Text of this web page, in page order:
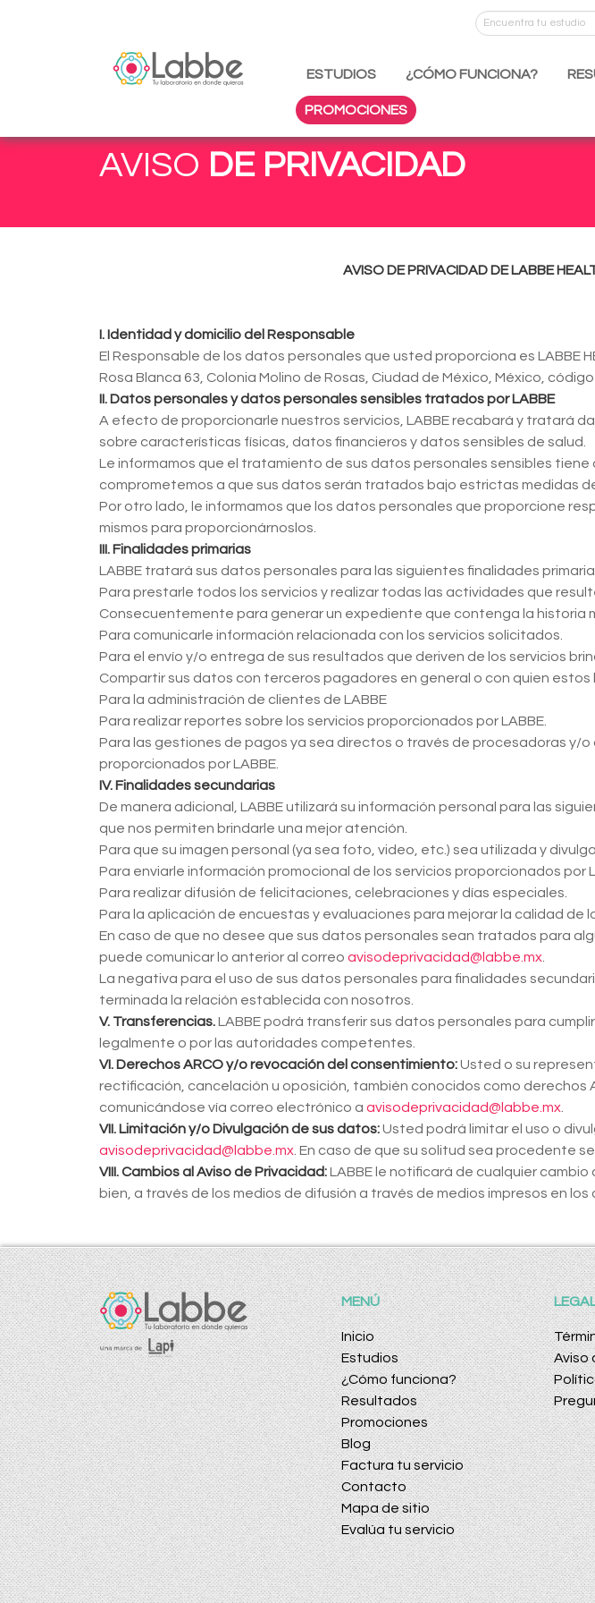
ESTUDIOS ¿CÓMO FUNCIONA?
PROMOCIONES
AVISO DE PRIVACIDAD
AVISO DE PRIVACIDAD DE LABBE
I. Identidad y domicilio del Responsable
El Responsable de los datos personales que usted proporciona es LABBE
Rosa Blanca 63, Colonia Molino de Rosas, Ciudad de México, México,
II. Datos personales y datos personales sensibles tratados por LABBE
A efecto de proporcionarle nuestros servicios, LABBE recabará y tratará
sobre características físicas, datos financieros y datos sensibles de salud.
Le informamos que el tratamiento de sus datos personales sensibles
comprometemos a que sus datos serán tratados bajo estrictas medidas
Por otro lado, le informamos que los datos personales que proporcione
mismos para proporcionárnoslos.
III. Finalidades primarias
LABBE tratará sus datos personales para las siguientes finalidades
Para prestarle todos los servicios y realizar todas las actividades que
Consecuentemente para generar un expediente que contenga la historia
Para comunicarle información relacionada con los servicios solicitados.
Para el envío y/o entrega de sus resultados que deriven de los servicios
Compartir sus datos con terceros pagadores en general o con quien estos
Para la administración de clientes de LABBE
Para realizar reportes sobre los servicios proporcionados por LABBE.
Para las gestiones de pagos ya sea directos o través de procesadoras y/
proporcionados por LABBE.
IV. Finalidades secundarias
De manera adicional, LABBE utilizará su información personal para las
que nos permiten brindarle una mejor atención.
Para que su imagen personal (ya sea foto, video, etc.) sea utilizada y
Para enviarle información promocional de los servicios proporcionados por
Para realizar difusión de felicitaciones, celebraciones y días especiales.
Para la aplicación de encuestas y evaluaciones para mejorar la calidad de
En caso de que no desee que sus datos personales sean tratados para
puede comunicar lo anterior al correo avisodeprivacidad@labbe.mx.
La negativa para el uso de sus datos personales para finalidades
terminada la relación establecida con nosotros.
V. Transferencias.LABBE podrá transferir sus datos personales para
legalmente o por las autoridades competentes.
VI. Derechos ARCO y/o revocación del consentimiento:Usted o su
rectificación, cancelación u oposición, también conocidos como
comunicándose vía correo electrónico a avisodeprivacidad@labbe.mx.
VII. Limitación y/o Divulgación de sus datos:Usted podrá limitar el uso o
avisodeprivacidad@labbe.mx. En caso de que su solitud sea procedente
VIII. Cambios al Aviso de Privacidad:LABBE le notificará de cualquier
bien, a través de los medios de difusión a través de medios impresos en
MENÚ
Inicio
Estudios
¿Cómo funciona?
Resultados
Promociones
Blog
Factura tu servicio
Contacto
Mapa de sitio
Evalúa tu servicio
Aviso